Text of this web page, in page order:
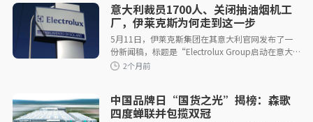
2个月前
意大利裁员1700人、关闭抽油烟机工
厂，伊莱克斯为何走到这一步
5月11日，伊莱克斯集团在其意大利官网发布了一
份新闻稿，标题是“Electrolux Group启动在意大
利的组织与生产布局优化进程”。文中将裁员与关
中国品牌日“国货之光”揭榜：森歌
四度蝉联并包揽双冠